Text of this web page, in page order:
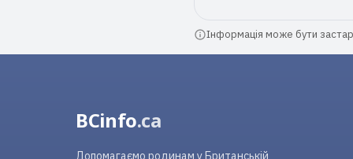
Інформація може бути
BCinfo.ca
Допомагаємо родинам у Британській